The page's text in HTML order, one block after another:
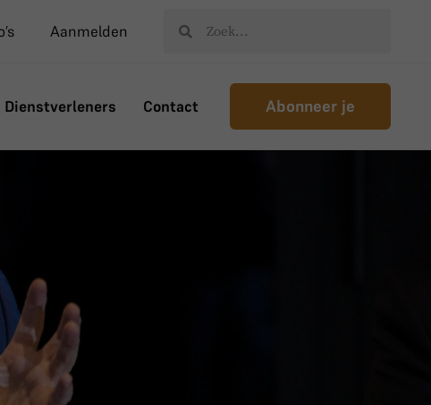
Aanmelden
Dienstverleners Contact Abonneer je